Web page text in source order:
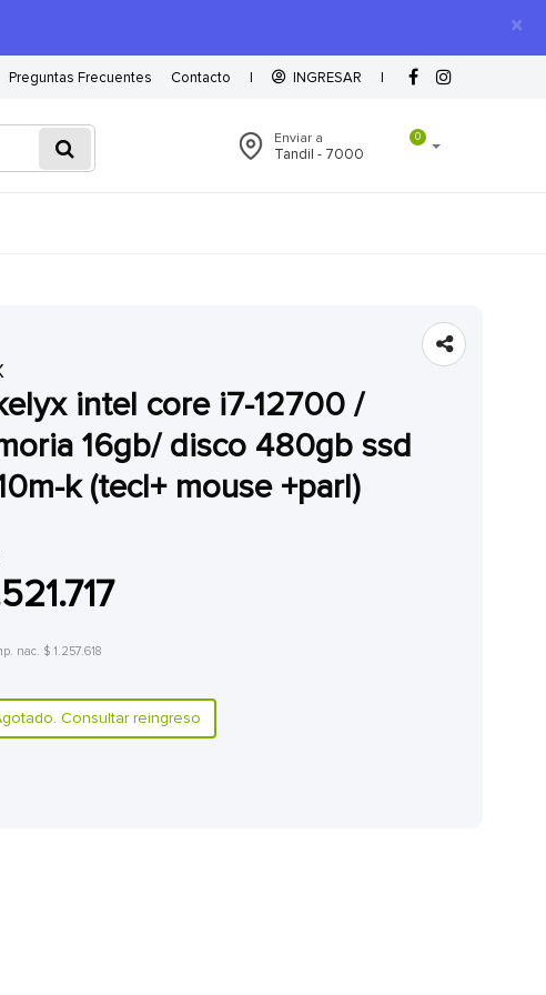
×
Preguntas Frecuentes Contacto | INGRESAR |
0
Enviar a
Tandil - 7000
16gb/ disco 480gb ssd
k (tecl+ mouse +parl)
nac. $ 1.257.618
Consultar reingreso